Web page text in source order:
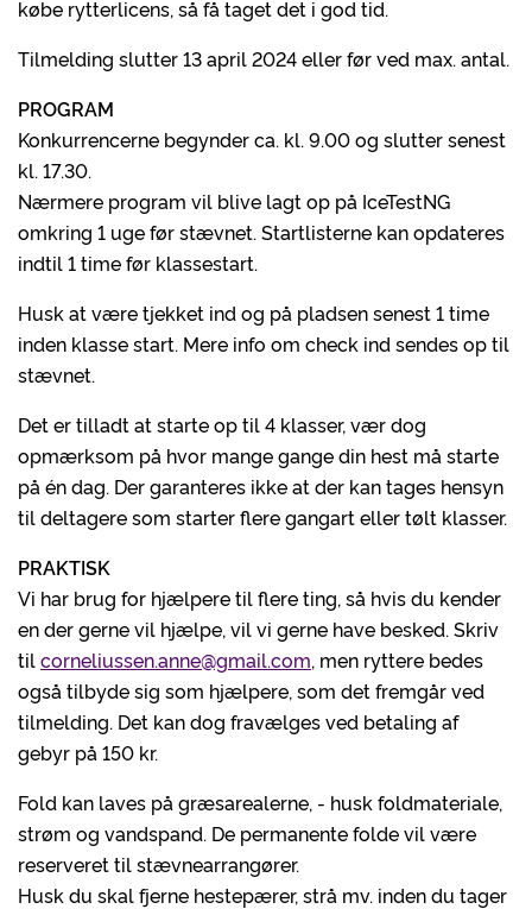
købe rytterlicens, så få taget det i god tid.
Tilmelding slutter 13 april 2024 eller før ved max. antal.
PROGRAM
Konkurrencerne begynder ca. kl. 9.00 og slutter senest
kl. 17.30.
Nærmere program vil blive lagt op på IceTestNG
omkring 1 uge før stævnet. Startlisterne kan opdateres
indtil 1 time før klassestart.
Husk at være tjekket ind og på pladsen senest 1 time
inden klasse start. Mere info om check ind sendes op til
stævnet.
Det er tilladt at starte op til 4 klasser, vær dog
opmærksom på hvor mange gange din hest må starte
på én dag. Der garanteres ikke at der kan tages hensyn
til deltagere som starter flere gangart eller tølt klasser.
PRAKTISK
Vi har brug for hjælpere til flere ting, så hvis du kender
en der gerne vil hjælpe, vil vi gerne have besked. Skriv
tilcorneliussen.anne@gmail.com, men ryttere bedes
også tilbyde sig som hjælpere, som det fremgår ved
tilmelding. Det kan dog fravælges ved betaling af
gebyr på 150 kr.
Fold kan laves på græsarealerne, - husk foldmateriale,
strøm og vandspand. De permanente folde vil være
reserveret til stævnearrangører.
Husk du skal fjerne hestepærer, strå mv. inden du tager